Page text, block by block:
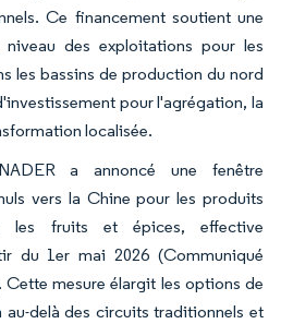
Ce financement soutient une
niveau des exploitations pour les
les bassins de production du nord
pour l'agrégation, la
localisée.
a annoncé une fenêtre
vers la Chine pour les produits
les fruits et épices, effective
du 1er mai 2026 (Communiqué
Cette mesure élargit les options de
delà des circuits traditionnels et